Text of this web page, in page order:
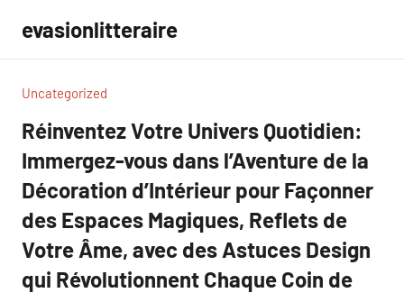
contenu
evasionlitteraire
Uncategorized
Réinventez Votre Univers Quotidien:
Immergez-vous dans l’Aventure de la
Décoration d’Intérieur pour Façonner
des Espaces Magiques, Reflets de
Votre Âme, avec des Astuces Design
qui Révolutionnent Chaque Coin de